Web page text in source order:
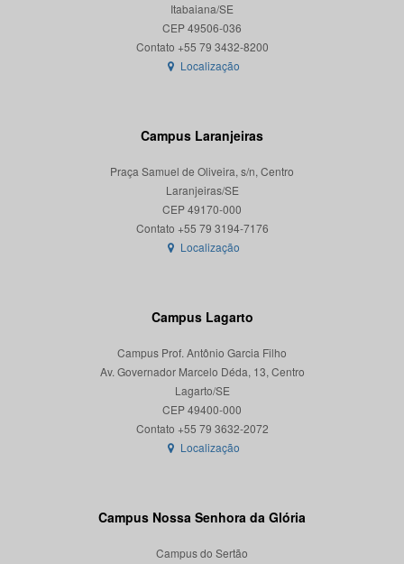
Itabaiana/SE
CEP 49506-036
Localização
Campus Laranjeiras
Praça Samuel de Oliveira, s/n, Centro
Laranjeiras/SE
CEP 49170-000
Localização
Campus Lagarto
Campus Prof. Antônio Garcia Filho
Av. Governador Marcelo Déda, 13, Centro
Lagarto/SE
CEP 49400-000
Localização
Campus Nossa Senhora da Glória
Campus do Sertão